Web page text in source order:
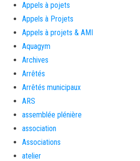
Appels à pojets
Appels à Projets
Appels à projets & AMI
Aquagym
Archives
Arrêtés
Arrêtés municipaux
ARS
assemblée plénière
association
Associations
atelier